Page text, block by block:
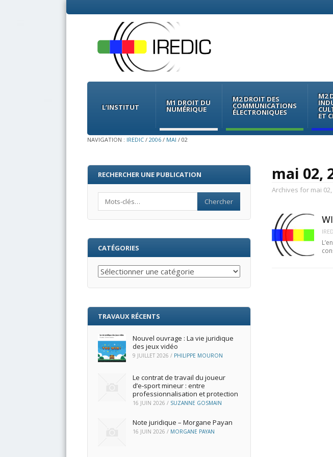
Menu
Skip
contentL’INSTITUT M1 DROIT DU
NUMÉRIQUE
M2 DROIT DES
COMMUNICATIONS
ÉLECTRONIQUES
M2
ET
NAVIGATION : IREDIC / 2006 / MAI / 02
mai 02,
Archives for mai 02,
RECHERCHER UNE PUBLICATION
CATÉGORIES
Catégories
TRAVAUX RÉCENTS
Nouvel ouvrage : La vie juridique
des jeux vidéo
9 JUILLET 2026 / PHILIPPE MOURON
Le contrat de travail du joueur
d’e‑sport mineur : entre
professionnalisation et protection
16 JUIN 2026 / SUZANNE GOSMAIN
Note juridique – Morgane Payan
16 JUIN 2026 / MORGANE PAYAN